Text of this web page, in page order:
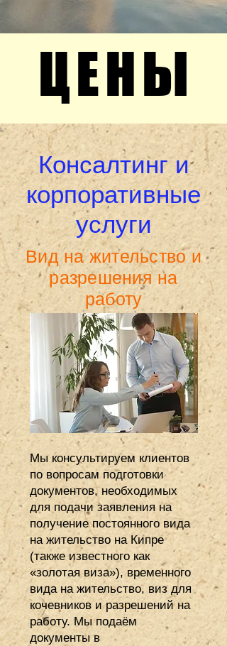
ЦЕНЫ
ЦЕНЫ
Консалтинг и
корпоративные
услуги
Вид на жительство и
разрешения на
работу
Мы консультируем клиентов
по вопросам подготовки
документов, необходимых
для подачи заявления на
получение постоянного вида
на жительство на Кипре
(также известного как
«золотая виза»), временного
вида на жительство, виз для
кочевников и разрешений на
работу. Мы подаём
документы в